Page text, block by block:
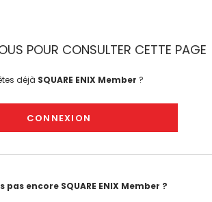
POUR CONSULTER CETTE PAGE
déjà SQUARE ENIX Member ?
CONNEXION
pas encore SQUARE ENIX Member ?